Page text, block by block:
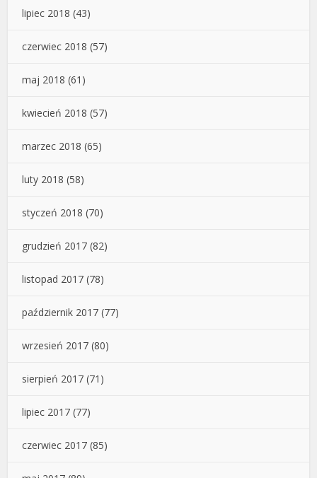
lipiec 2018 (43)
czerwiec 2018 (57)
maj 2018 (61)
kwiecień 2018 (57)
marzec 2018 (65)
luty 2018 (58)
styczeń 2018 (70)
grudzień 2017 (82)
listopad 2017 (78)
październik 2017 (77)
wrzesień 2017 (80)
sierpień 2017 (71)
lipiec 2017 (77)
czerwiec 2017 (85)